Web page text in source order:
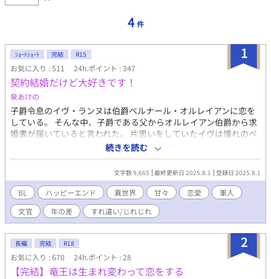
4 件
1
ｼｮｰﾄｼｮｰﾄ 完結 R15
お気に入り : 511 24h.ポイント : 347
契約結婚だけど大好きです！
泉あけの
子爵令息のイヴ・ランヌは伯爵ベルナール・オルレイアンに恋を
している。 そんな中、子爵である父からオルレイアン伯爵から求
婚書が届いていると言われた。 片思いをしていたイヴは憧れのベ
ルナール様が求婚をしてくれたと大喜び。 しかしこの結婚は両家
の利害が一致した契約結婚だった。 イヴは恋心が暴走してベルナ
ール様に迷惑がかからないようにと距離を取ることに決めた。
...... 「俺と一緒に散歩に行かないか、綺麗な花が庭園に咲いてい
るんだ」 彼はそう言って僕に手を差し伸べてくれた。 「すみま
せん。僕はこれから用事があるので」 本当はベルナール様の手
を取ってしまいたい。でも我慢しなくちゃ。この想いに蓋をしな
くては。 この結婚は契約だ。僕がどんなに彼を好きでも僕達が
通じ合うことはないのだから。 ※小説家になろうにも掲載してお
ります ※直接的な表現ではありませんが、「初夜」という単語が
たびたび登場します
続きを読む
文字数 9,665 最終更新日 2025.8.1 登録日 2025.8.1
BL ハッピーエンド 異世界 甘々 恋愛
軍人
文官
年の差 すれ違い/じれじれ
2
長編 完結 R18
お気に入り : 670 24h.ポイント : 28
【完結】竜王は生まれ変わって恋をする